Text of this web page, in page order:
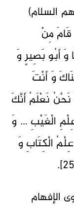
السلام)
قَامَ مِنْ
أَبُو بَصِيرٍ وَ
وَ أَنْتَ
نَعْلَمُ أَنَّكَ
الْغَيْبِ ... وَ
الْكِتَابِ وَ
الإفهام